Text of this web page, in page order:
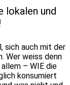
lokalen und
sich auch mit der
Wer weiss denn
– WIE die
konsumiert